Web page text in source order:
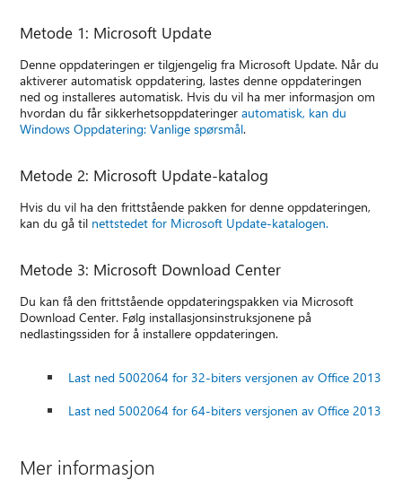
Metode 1: Microsoft Update
Denne oppdateringen er tilgjengelig fra Microsoft Update. Når du
aktiverer automatisk oppdatering, lastes denne oppdateringen
ned og installeres automatisk. Hvis du vil ha mer informasjon om
hvordan du får sikkerhetsoppdateringerautomatisk, kan du
Windows Oppdatering: Vanlige spørsmål.
Metode 2: Microsoft Update-katalog
Hvis du vil ha den frittstående pakken for denne oppdateringen,
kan du gå til nettstedet for Microsoft Update-katalogen.
Metode 3: Microsoft Download Center
Du kan få den frittstående oppdateringspakken via Microsoft
Download Center. Følg installasjonsinstruksjonene på
nedlastingssiden for å installere oppdateringen.
Last ned 5002064 for 32-biters versjonen av Office 2013
Last ned 5002064 for 64-biters versjonen av Office 2013
Mer informasjon